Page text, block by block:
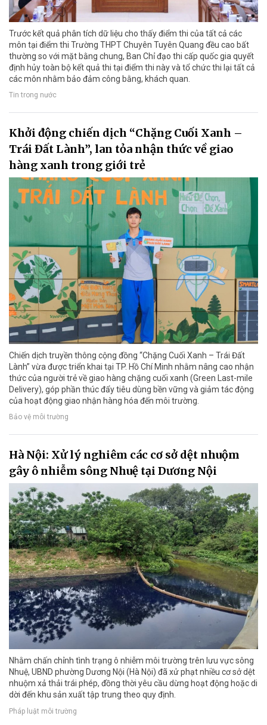
Trước kết quả phân tích dữ liệu cho thấy điểm thi của tất cả các
môn tại điểm thi Trường THPT Chuyên Tuyên Quang đều cao bất
thường so với mặt bằng chung, Ban Chỉ đạo thi cấp quốc gia quyết
định hủy toàn bộ kết quả thi tại điểm thi này và tổ chức thi lại tất cả
các môn nhằm bảo đảm công bằng, khách quan.
Tin trong nước
Khởi động chiến dịch “Chặng Cuối Xanh –
Trái Đất Lành”, lan tỏa nhận thức về giao
hàng xanh trong giới trẻ
Chiến dịch truyền thông cộng đồng “Chặng Cuối Xanh – Trái Đất
Lành” vừa được triển khai tại TP. Hồ Chí Minh nhằm nâng cao nhận
thức của người trẻ về giao hàng chặng cuối xanh (Green Last-mile
Delivery), góp phần thúc đẩy tiêu dùng bền vững và giảm tác động
của hoạt động giao nhận hàng hóa đến môi trường.
Bảo vệ môi trường
Hà Nội: Xử lý nghiêm các cơ sở dệt nhuộm
gây ô nhiễm sông Nhuệ tại Dương Nội
Nhằm chấn chỉnh tình trạng ô nhiễm môi trường trên lưu vực sông
Nhuệ, UBND phường Dương Nội (Hà Nội) đã xử phạt nhiều cơ sở dệt
nhuộm xả thải trái phép, đồng thời yêu cầu dừng hoạt động hoặc di
dời đến khu sản xuất tập trung theo quy định.
Pháp luật môi trường